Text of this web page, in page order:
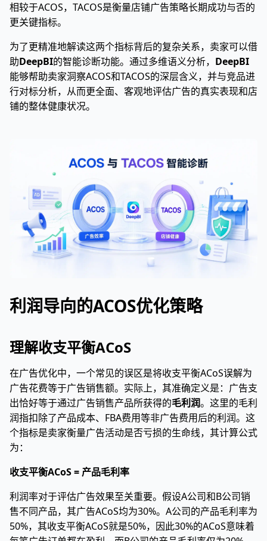
相较于ACOS，TACOS是衡量店铺广告策略长期成功与否的
更关键指标。
为了更精准地解读这两个指标背后的复杂关系，卖家可以借
助DeepBI的智能诊断功能。通过多维语义分析， DeepBI
能够帮助卖家洞察ACOS和TACOS的深层含义，并与竞品进
行对标分析，从而更全面、客观地评估广告的真实表现和店
铺的整体健康状况。
利润导向的ACOS优化策略
理解收支平衡ACoS
在广告优化中，一个常见的误区是将收支平衡ACoS误解为
广告花费等于广告销售额。实际上，其准确定义是：广告支
出恰好等于通过广告销售产品所获得的毛利润。这里的毛利
润指扣除了产品成本、FBA费用等非广告费用后的利润。这
个指标是卖家衡量广告活动是否亏损的生命线，其计算公式
为：
收支平衡ACoS = 产品毛利率
利润率对于评估广告效果至关重要。假设A公司和B公司销
售不同产品，其广告ACoS均为30%。A公司的产品毛利率为
50%，其收支平衡ACoS就是50%，因此30%的ACoS意味着